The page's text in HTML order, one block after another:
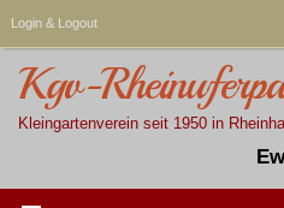
Login & Logout
Kgv-
Kleingartenverein seit 1950 in